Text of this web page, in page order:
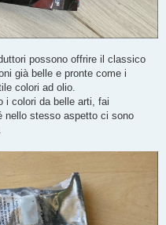
possono offrire il classico
già belle e pronte come i
colori ad olio.
i colori da belle arti, fai
nello stesso aspetto ci sono